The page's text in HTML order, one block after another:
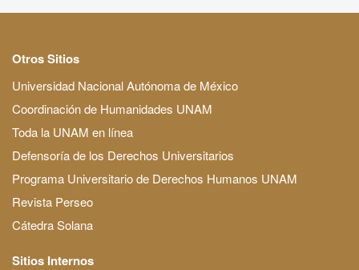
Otros Sitios
Universidad Nacional Autónoma de México
Coordinación de Humanidades UNAM
Toda la UNAM en línea
Defensoría de los Derechos Universitarios
Programa Universitario de Derechos Humanos UNAM
Revista Perseo
Cátedra Solana
Sitios Internos